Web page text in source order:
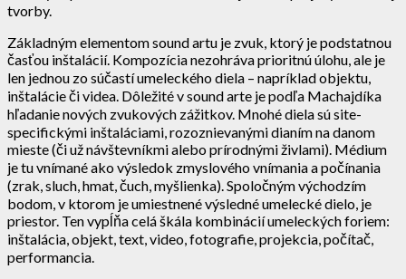
tvorby.
Základným elementom sound artu je zvuk, ktorý je podstatnou
časťou inštalácií. Kompozícia nezohráva prioritnú úlohu, ale je
len jednou zo súčastí umeleckého diela – napríklad objektu,
inštalácie či videa. Dôležité v sound arte je podľa Machajdíka
hľadanie nových zvukových zážitkov. Mnohé diela sú site-
specifickými inštaláciami, rozoznievanými dianím na danom
mieste (či už návštevníkmi alebo prírodnými živlami). Médium
je tu vnímané ako výsledok zmyslového vnímania a počínania
(zrak, sluch, hmat, čuch, myšlienka). Spoločným východzím
bodom, v ktorom je umiestnené výsledné umelecké dielo, je
priestor. Ten vypĺňa celá škála kombinácií umeleckých foriem:
inštalácia, objekt, text, video, fotografie, projekcia, počítač,
performancia.